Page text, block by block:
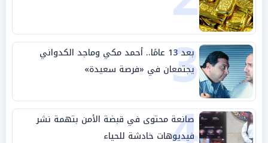
3 بعد 13 عامًا.. أحمد مكي وماجد الكدواني
يجتمعان في «فرصة سعيدة»
صانعة محتوى في قبضة الأمن بتهمة نشر
فيديوهات خادشة للحياء